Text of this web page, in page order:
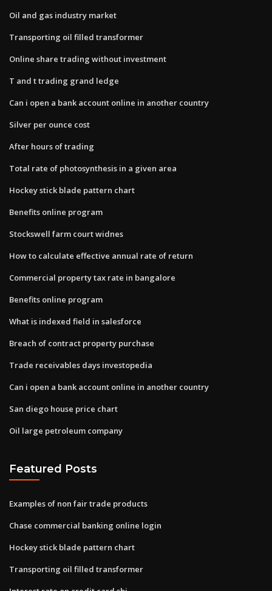
Oil and gas industry market
Transporting oil filled transformer
Online share trading without investment
T and t trading grand ledge
Can i open a bank account online in another country
Silver per ounce cost
After hours of trading
Total rate of photosynthesis in a given area
Hockey stick blade pattern chart
Benefits online program
Stockswell farm court widnes
How to calculate effective annual rate of return
Commercial property tax rate in bangalore
Benefits online program
What is indexed field in salesforce
Breach of contract property purchase
Trade receivables days investopedia
Can i open a bank account online in another country
San diego house price chart
Oil large petroleum company
Featured Posts
Examples of non fair trade products
Chase commercial banking online login
Hockey stick blade pattern chart
Transporting oil filled transformer